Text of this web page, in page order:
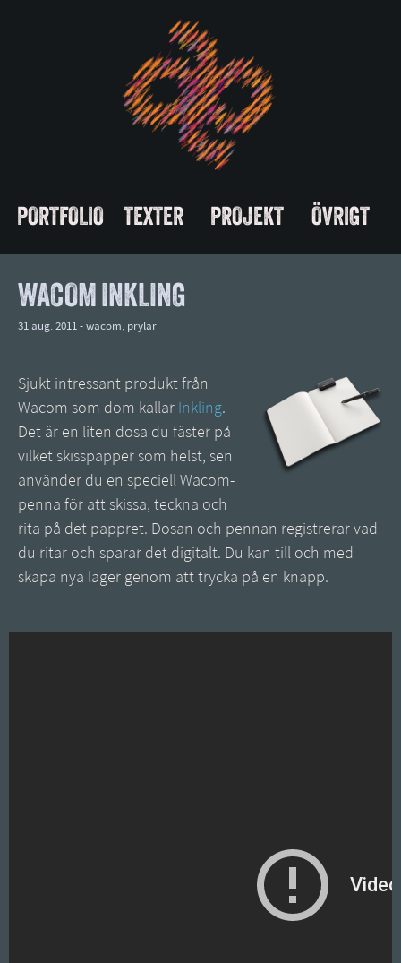
PORTFOLIO TEXTER PROJEKT ÖVRIGT
WACOM INKLING
31 aug. 2011 - wacom, prylar
Sjukt intressant produkt från
Wacom som dom kallar Inkling.
Det är en liten dosa du fäster på
vilket skisspapper som helst, sen
använder du en speciell Wacom-
penna för att skissa, teckna och
rita på det pappret. Dosan och pennan registrerar vad
du ritar och sparar det digitalt. Du kan till och med
skapa nya lager genom att trycka på en knapp.